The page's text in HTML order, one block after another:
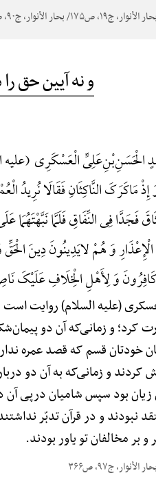
بحار الأنوار، ج۱۹، ص۱۷۵/ بحار الأنوار، ج۹۰، ص۱۰
و نه آیین حق
الْحَسَنِ‌بْنِ‌عَلِیٍّ الْعَسْکَرِی (علیه
مَاکَرَکَ النَّاکِثَانِ فَقَالَا نُرِیدُ
فَجَدَّا فِی النِّفَاقِ فَلَمَّا نَبَّهْتَهُمَا
وَ هُمْ لایَدِینُونَ دِینَ
وَ لِأَهْلِ الْخِلَافِ عَلَیْکَ
(علیه السلام) روایت است
کرد؛ و زمانی‌که آن دو
خودتان قسم که قصد عمره
کردند و زمانی‌که به آن دو
بود سپس شامیان درپی
و در قرآن تدبّر
بر مخالفان تو یاور بودند.
بحار الأنوار، ج۹۷، ص۳۶۶